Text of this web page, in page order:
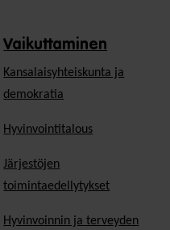
Vaikuttaminen
Kansalaisyhteiskunta ja
demokratia
Hyvinvointitalous
Järjestöjen
toimintaedellytykset
Hyvinvoinnin ja terveyden